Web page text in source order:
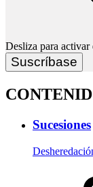
Desliza para activar
Suscríbase
Sucesiones